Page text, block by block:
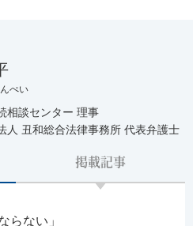
ぺい
相談センター 理事
人 丑和総合法律事務所 代表弁護士
掲載記事
らない」